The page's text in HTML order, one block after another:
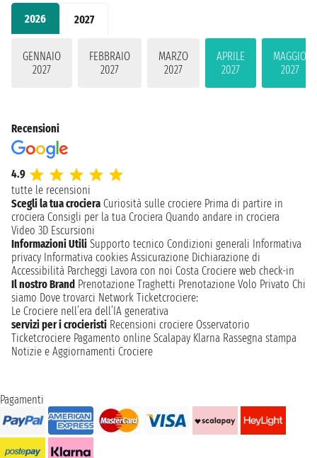
2026 2027
GENNAIO
2027
FEBBRAIO
2027
MARZO
2027
APRILE
2027
MAGGIO
2027
Recensioni
4.9
tutte le recensioni
Scegli la tua crociera Curiosità sulle crociere Prima di partire in
crociera Consigli per la tua Crociera Quando andare in crociera
Video 3D Escursioni
Informazioni Utili Supporto tecnico Condizioni generali Informativa
privacy Informativa cookies Assicurazione Dichiarazione di
Accessibilità Parcheggi Lavora con noi Costa Crociere web check-in
Il nostro Brand Prenotazione Traghetti Prenotazione Volo Privato Chi
siamo Dove trovarci Network Ticketcrociere:
Le Crociere nell’era dell’IA generativa
servizi per i crocieristi Recensioni crociere Osservatorio
Ticketcrociere Pagamento online Scalapay Klarna Rassegna stampa
Notizie e Aggiornamenti Crociere
Pagamenti